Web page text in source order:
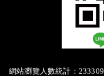
網站瀏覽人數統計：233309